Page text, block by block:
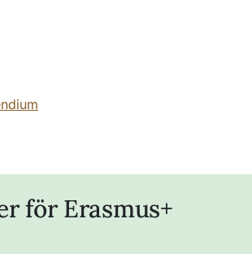
för Erasmus+